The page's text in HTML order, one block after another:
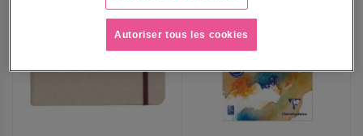
Autoriser tous les cookies